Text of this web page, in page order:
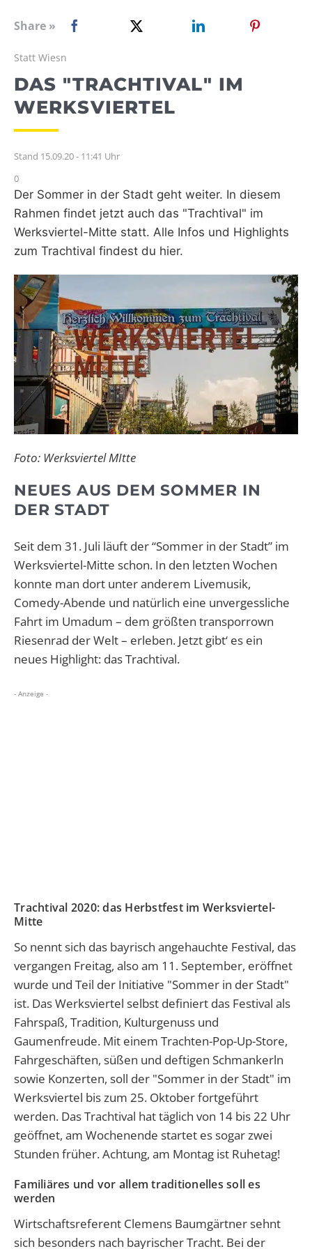
WEBRADIO
Share »
Statt Wiesn
DAS "TRACHTIVAL" IM
WERKSVIERTEL
Stand 15.09.20 - 11:41 Uhr
0
Der Sommer in der Stadt geht weiter. In diesem
Rahmen findet jetzt auch das "Trachtival" im
Werksviertel-Mitte statt. Alle Infos und Highlights
zum Trachtival findest du hier.
Foto: Werksviertel MItte
NEUES AUS DEM SOMMER IN
DER STADT
Seit dem 31. Juli läuft der “Sommer in der Stadt” im
Werksviertel-Mitte schon. In den letzten Wochen
konnte man dort unter anderem Livemusik,
Comedy-Abende und natürlich eine unvergessliche
Fahrt im Umadum – dem größten transporrown
Riesenrad der Welt – erleben. Jetzt gibt‘ es ein
neues Highlight: das Trachtival.
- Anzeige -
Trachtival 2020: das Herbstfest im Werksviertel-
Mitte
So nennt sich das bayrisch angehauchte Festival, das
vergangen Freitag, also am 11. September, eröffnet
wurde und Teil der Initiative "Sommer in der Stadt"
ist. Das Werksviertel selbst definiert das Festival als
Fahrspaß, Tradition, Kulturgenuss und
Gaumenfreude. Mit einem Trachten-Pop-Up-Store,
Fahrgeschäften, süßen und deftigen Schmankerln
sowie Konzerten, soll der "Sommer in der Stadt" im
Werksviertel bis zum 25. Oktober fortgeführt
werden. Das Trachtival hat täglich von 14 bis 22 Uhr
geöffnet, am Wochenende startet es sogar zwei
Stunden früher. Achtung, am Montag ist Ruhetag!
Familiäres und vor allem traditionelles soll es
werden
Wirtschaftsreferent Clemens Baumgärtner sehnt
sich besonders nach bayrischer Tracht. Bei der